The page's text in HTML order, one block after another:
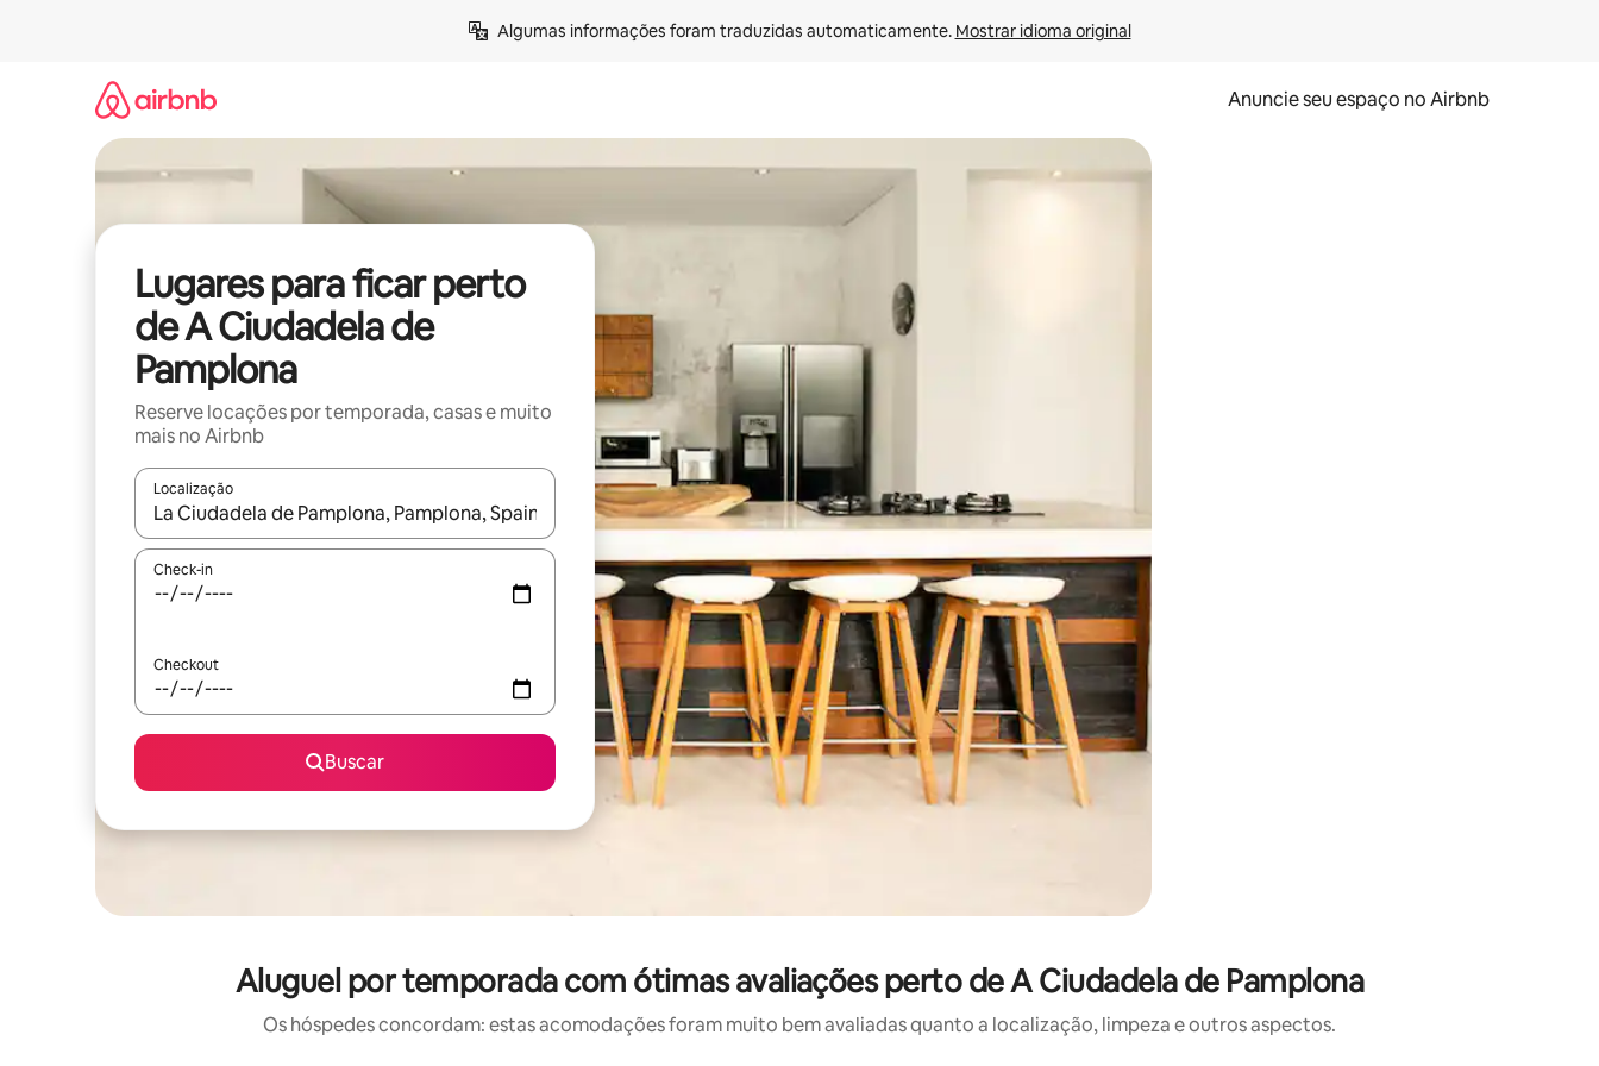
Algumas informações foram traduzidas automaticamente. Mostrar idioma original
Anuncie seu espaço no Airbnb
Lugares para ficar perto
de A Ciudadela de
Pamplona
Reserve locações por temporada, casas e muito
mais no Airbnb
Localização
Quando os resultados estiverem disponíveis, explore-os usando as seta para cima e para baixo do teclado ou tocando e deslizando o dedo na tela.
Check-in
Checkout
Buscar
Aluguel por temporada com ótimas avaliações perto de A Ciudadela de Pamplona
Os hóspedes concordam: estas acomodações foram muito bem avaliadas quanto a localização, limpeza e outros aspectos.